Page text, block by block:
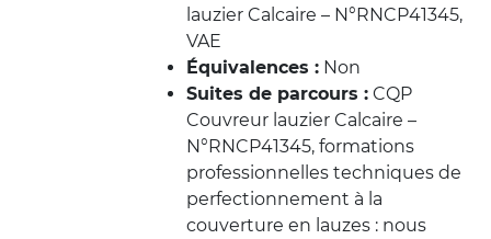
lauzier Calcaire – N°RNCP41345,
VAE
Équivalences : Non
Suites de parcours : CQP
Couvreur lauzier Calcaire –
N°RNCP41345, formations
professionnelles techniques de
perfectionnement à la
couverture en lauzes : nous